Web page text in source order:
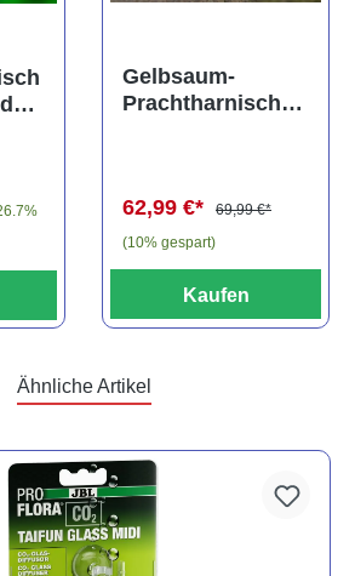
Bewertung von 5 von 5 Sternen
Gelbsaum-
Prachtharnischw
62,99 €*
69,99 €*
(10% gespart)
Kaufen
Ähnliche Artikel